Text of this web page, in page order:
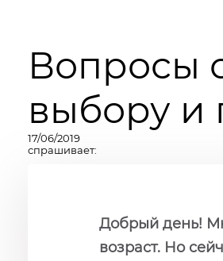
Вопросы
выбору и
17/06/2019
спрашивает:
Добрый день!
возраст. Но